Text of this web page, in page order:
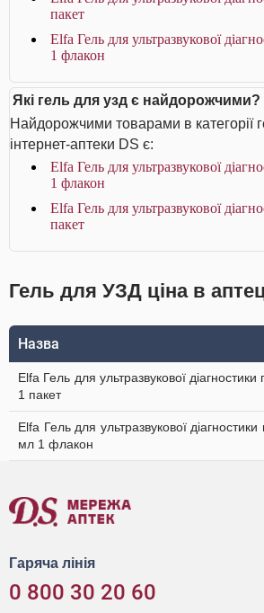
пакет
Elfa Гель для ультразвукової
1 флакон
Які гель для узд є найдорожчими?
Найдорожчими товарами в категорії
інтернет-аптеки DS є:
Elfa Гель для ультразвукової
1 флакон
Elfa Гель для ультразвукової
пакет
Гель для УЗД ціна в
Назва
Elfa Гель для ультразвукової
1 пакет
Elfa Гель для ультразвукової
мл 1 флакон
Гаряча лінія
0 800 30 20 60